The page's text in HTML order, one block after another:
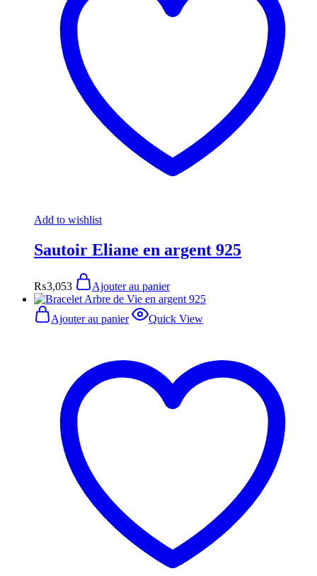
Add to wishlist
Sautoir Eliane en argent 925
₨3,053 Ajouter au panier
Ajouter au panier Quick View